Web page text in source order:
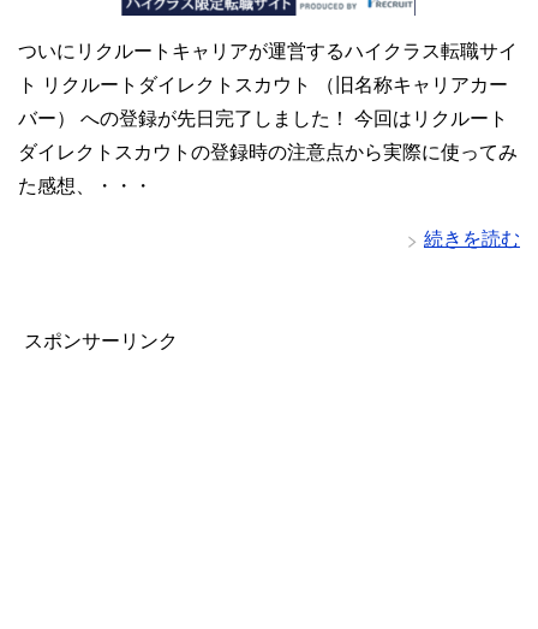
ついにリクルートキャリアが運営するハイクラス転職サイ
ト リクルートダイレクトスカウト （旧名称キャリアカー
バー） への登録が先日完了しました！ 今回はリクルート
ダイレクトスカウトの登録時の注意点から実際に使ってみ
た感想、・・・
続きを読む
スポンサーリンク